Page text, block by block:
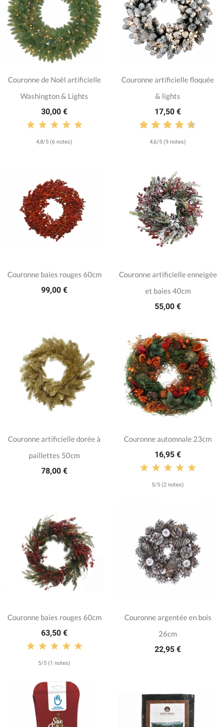
Couronne de Noël artificielle
Washington & Lights
30,00 €
4,8/5 (6 notes)
Couronne artificielle floquée
& lights
17,50 €
4,6/5 (9 notes)
Couronne baies rouges 60cm
99,00 €
Couronne artificielle enneigée
et baies 40cm
55,00 €
Couronne artificielle dorée à
paillettes 50cm
78,00 €
Couronne automnale 23cm
16,95 €
5/5 (2 notes)
Couronne baies rouges 60cm
63,50 €
5/5 (1 notes)
Couronne argentée en bois
26cm
22,95 €